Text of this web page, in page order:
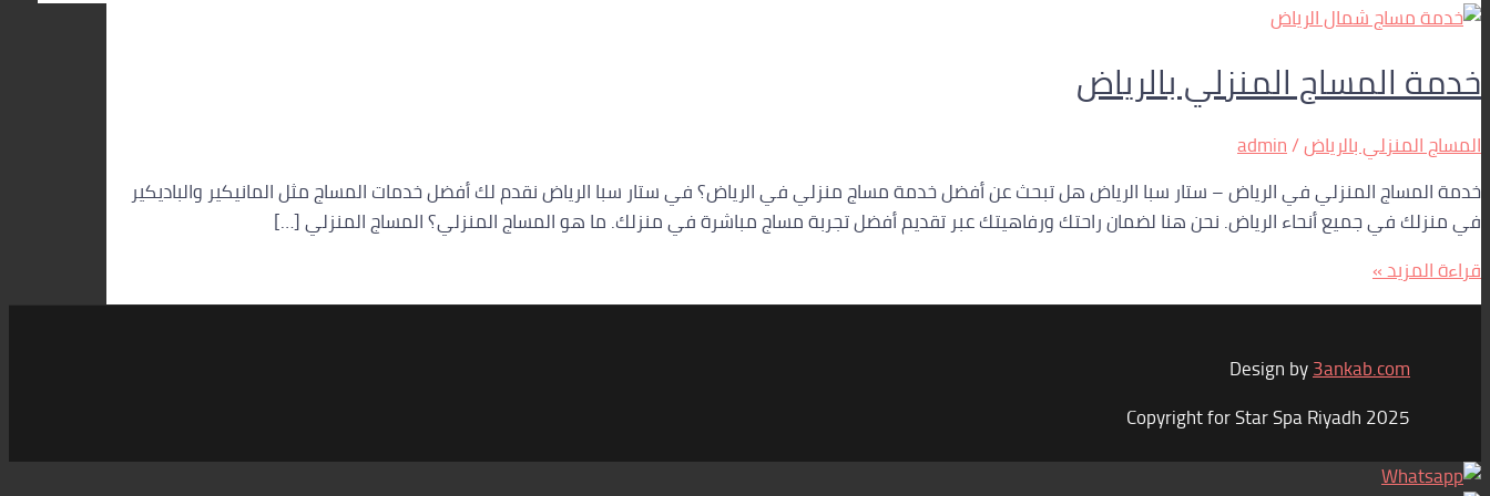
خدمة المساج المنزلي بالرياض
المساج المنزلي بالرياض/
admin
خدمة المساج المنزلي في الرياض – ستار سبا الرياض هل تبحث عن أفضل خدمة مساج منزلي في الرياض؟ في ستار سبا الرياض نقدم لك أفضل خدمات المساج مثل المانيكير والباديكير
في منزلك في جميع أنحاء الرياض. نحن هنا لضمان راحتك ورفاهيتك عبر تقديم أفضل تجربة مساج مباشرة في منزلك. ما هو المساج المنزلي؟ المساج المنزلي […]
قراءة المزيد »
Design by3ankab.com
Copyright for Star Spa Riyadh 2025